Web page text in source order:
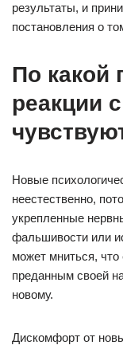
результаты, и
постановления о
По какой
реакции
Новые
неестественно,
укрепленные
фальшивости или
может мниться, что
преданным своей
новому.
Дискомфорт от